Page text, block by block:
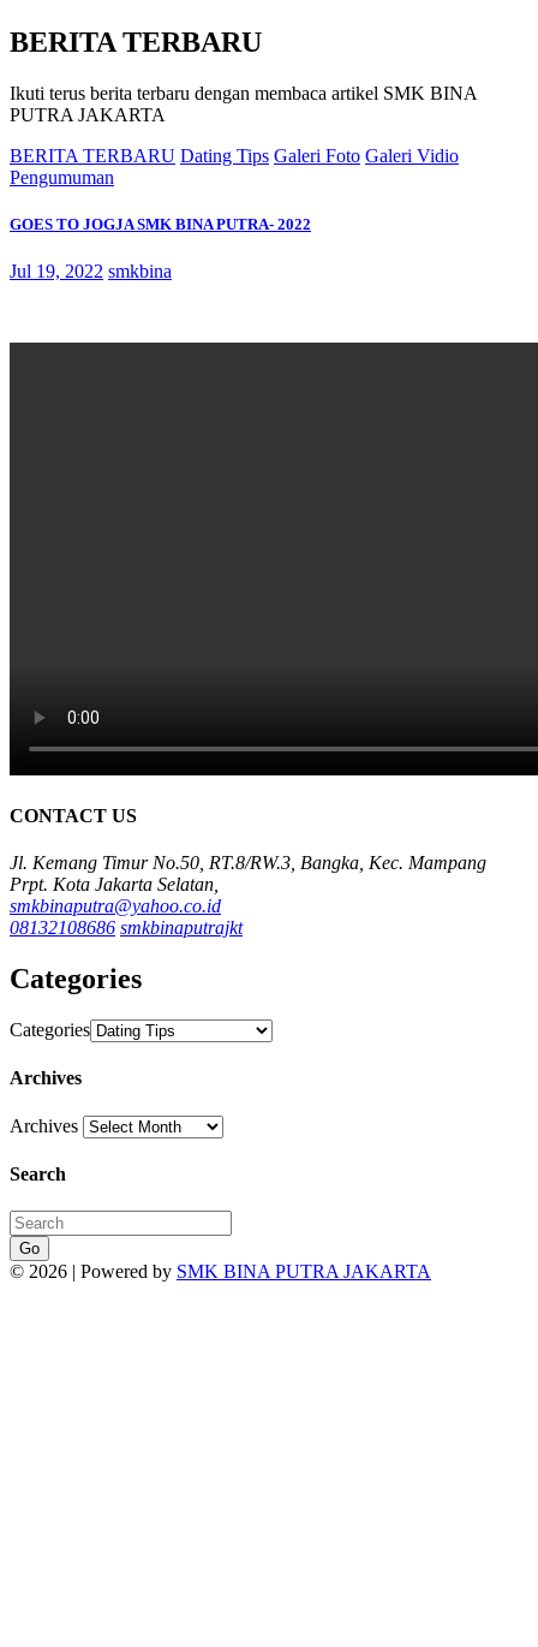
BERITA TERBARU
Ikuti terus berita terbaru dengan membaca artikel SMK BINA
PUTRA JAKARTA
BERITA TERBARU Dating Tips Galeri Foto Galeri Vidio
Pengumuman
GOES TO JOGJA SMK BINA PUTRA- 2022
Jul 19, 2022 smkbina
CONTACT US
Jl. Kemang Timur No.50, RT.8/RW.3, Bangka, Kec. Mampang
Prpt. Kota Jakarta Selatan,
smkbinaputra@yahoo.co.id
08132108686 smkbinaputrajkt
Categories
Categories
Archives
Archives
Search
Go
© 2026 | Powered by SMK BINA PUTRA JAKARTA